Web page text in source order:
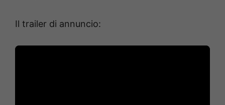
Il trailer di annuncio: